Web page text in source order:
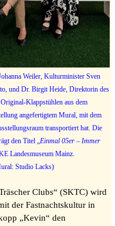
Weiler, Kulturminister Sven
und Dr. Birgit Heide, Direktorin des
Klappstühlen aus dem
angefertigtem Mural, mit dem
transportiert hat. Die
den Titel „ Einmal 05er – Immer
Landesmuseum Mainz.
Studio Lacks)
Clubs“ (SKTC) wird
der Fastnachtskultur in
„Kevin“ den